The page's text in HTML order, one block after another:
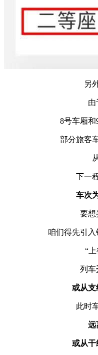
另
由
8号车厢和
部分旅客
下一
车次
要想
咱们得先引
“
列车
或从支
此时
远
或从干